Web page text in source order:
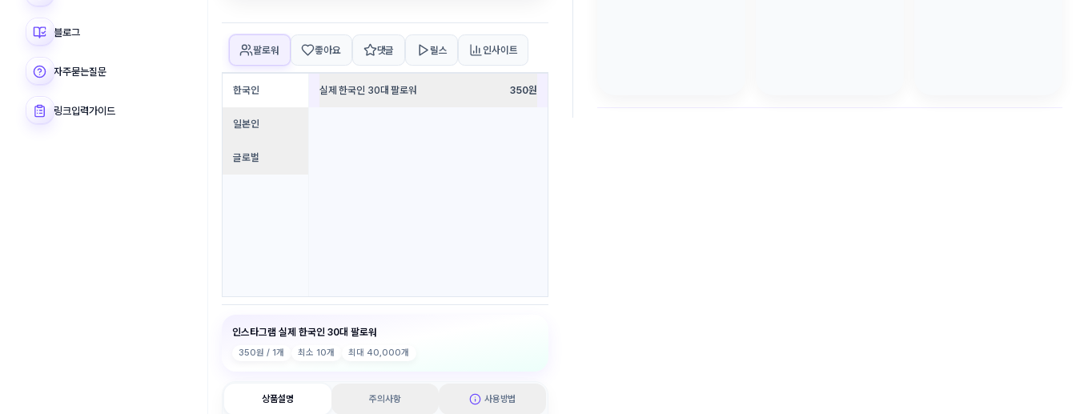
블로그
자주묻는질문
링크입력가이드
팔로워 좋아요 댓글 릴스 인사이트
한국인
일본인
글로벌
실제 한국인 30대 팔로워 350원
인스타그램 실제 한국인 30대 팔로워
350원 / 1개 최소 10개 최대40,000개
상품설명 주의사항 사용방법